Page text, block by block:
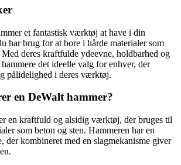
et fantastisk værktøj at have i din
har brug for at bore i hårde materialer som
deres kraftfulde ydeevne, holdbarhed og
det ideelle valg for enhver, der
pålidelighed i deres værktøj.
en DeWalt hammer?
en kraftfuld og alsidig værktøj, der bruges til
som beton og sten. Hammeren har en
der kombineret med en slagmekanisme giver